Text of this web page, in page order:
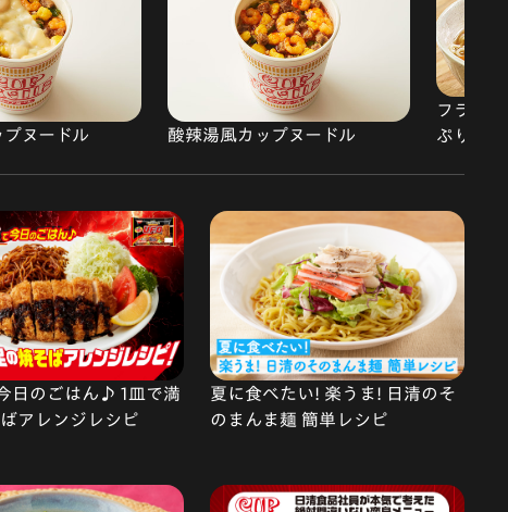
プヌードル 酸辣湯風カップヌードル
フライ
ぷりラ
日のごはん♪ 1皿で満
アレンジレシピ
夏に食べたい! 楽うま! 日清のそ
のまんま麺 簡単レシピ